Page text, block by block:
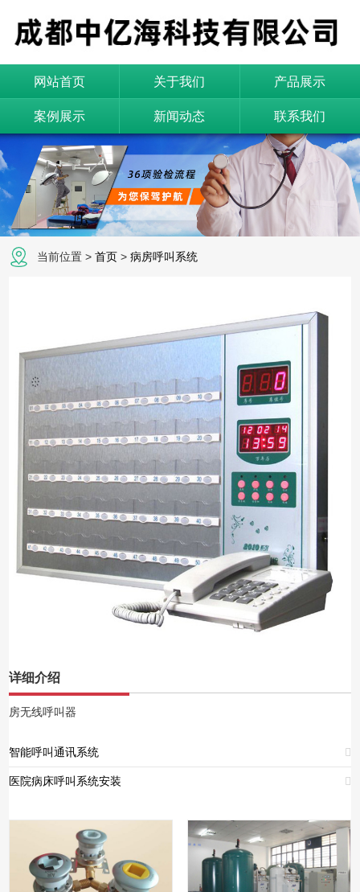
网站首页 关于我们 产品展示
案例展示 新闻动态 联系我们
当前位置 >首页 >病房呼叫系统
详细介绍
房无线呼叫器
智能呼叫通讯系统 
医院病床呼叫系统安装 